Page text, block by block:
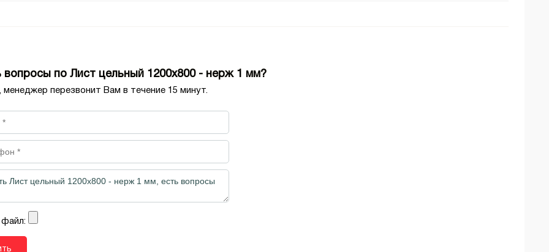
вопросы по Лист цельный 1200х800 - нерж 1 мм?
менеджер перезвонит Вам в течение 15 минут.
файл: